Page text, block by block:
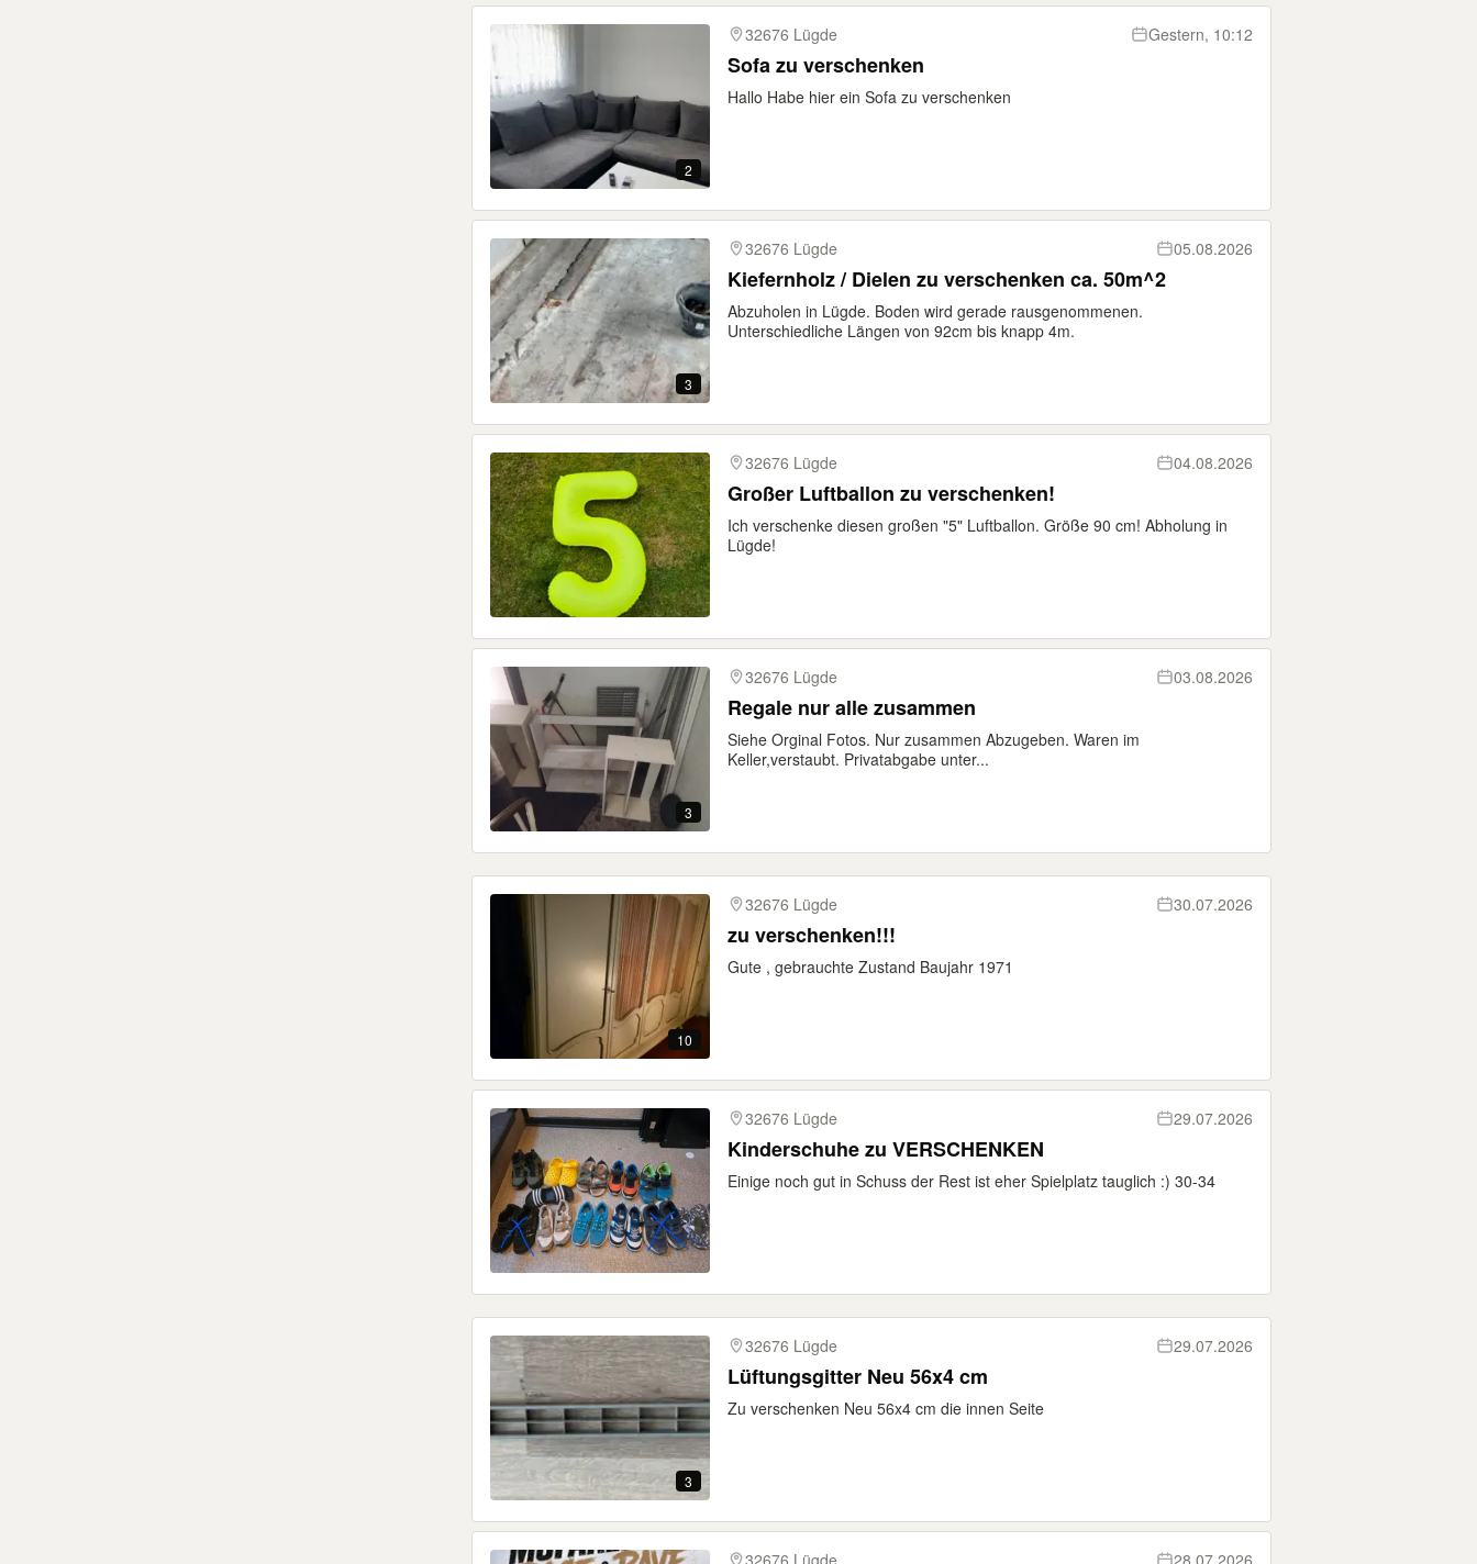
2
32676 Lügde Gestern, 10:12
Sofa zu verschenken
Hallo Habe hier ein Sofa zu verschenken
3
32676 Lügde 05.08.2026
Kiefernholz / Dielen zu verschenken ca. 50m^2
Abzuholen in Lügde. Boden wird gerade rausgenommenen.
Unterschiedliche Längen von 92cm bis knapp 4m.
32676 Lügde 04.08.2026
Großer Luftballon zu verschenken!
Ich verschenke diesen großen "5" Luftballon. Größe 90 cm! Abholung in
Lügde!
3
32676 Lügde 03.08.2026
Regale nur alle zusammen
Siehe Orginal Fotos. Nur zusammen Abzugeben. Waren im
Keller,verstaubt. Privatabgabe unter...
10
32676 Lügde 30.07.2026
zu verschenken!!!
Gute , gebrauchte Zustand Baujahr 1971
32676 Lügde 29.07.2026
Kinderschuhe zu VERSCHENKEN
Einige noch gut in Schuss der Rest ist eher Spielplatz tauglich :) 30-34
3
32676 Lügde 29.07.2026
Lüftungsgitter Neu 56x4 cm
Zu verschenken Neu 56x4 cm die innen Seite
32676 Lügde 28.07.2026